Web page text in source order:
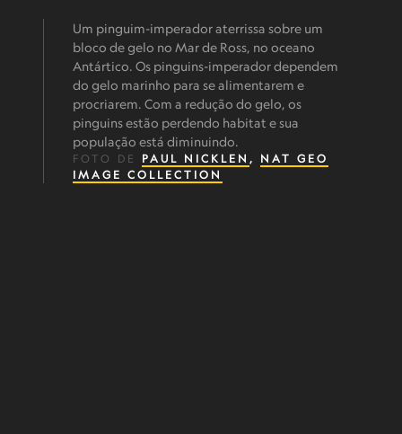
Um pinguim-imperador aterrissa sobre um
bloco de gelo no Mar de Ross, no oceano
Antártico. Os pinguins-imperador dependem
do gelo marinho para se alimentarem e
procriarem. Com a redução do gelo, os
pinguins estão perdendo habitat e sua
população está diminuindo.
FOTO DE PAUL NICKLEN , NAT GEO
IMAGE COLLECTION